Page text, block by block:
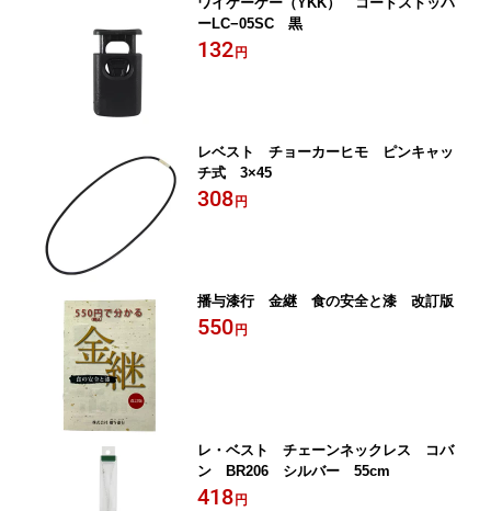
ーLC−05SC 黒
132 円
レベスト チョーカーヒモ ピンキャッ
チ式 3×45
308 円
播与漆行 金継 食の安全と漆 改訂版
550 円
レ・ベスト チェーンネックレス コバ
ン BR206 シルバー 55cm
418 円